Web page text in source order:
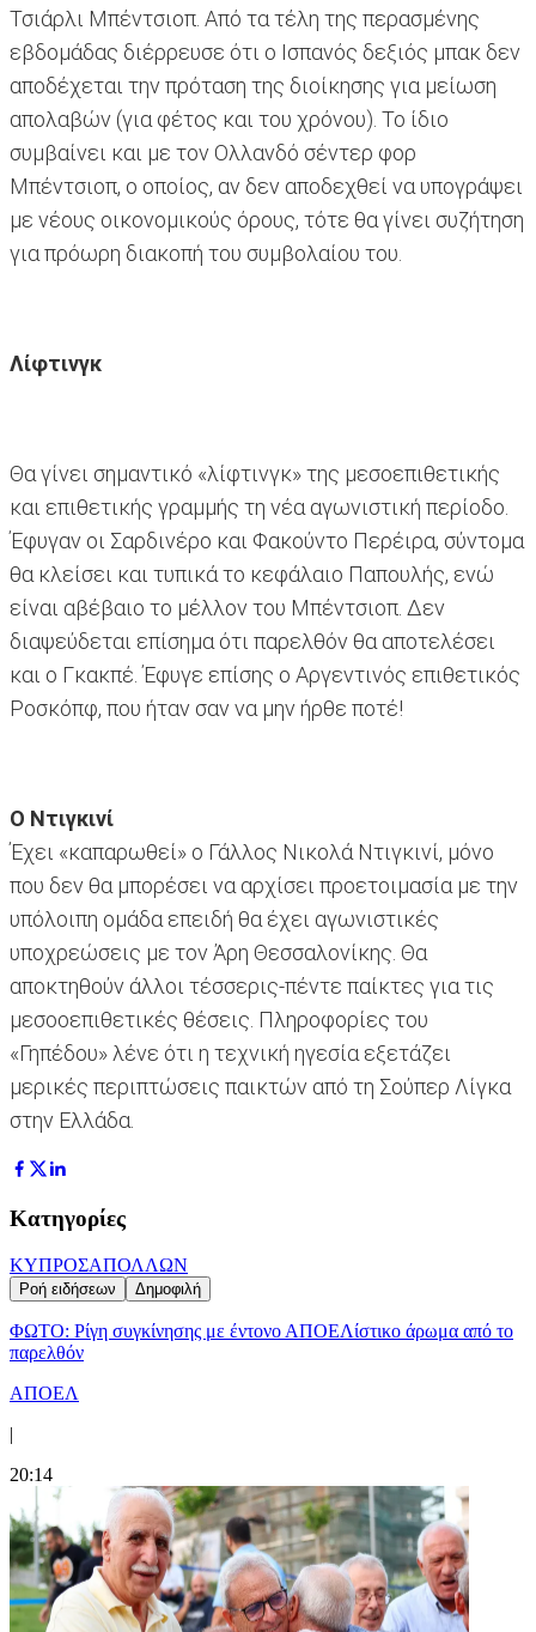
Τσιάρλι Μπέντσιοπ. Από τα τέλη της περασμένης
εβδομάδας διέρρευσε ότι ο Ισπανός δεξιός μπακ δεν
αποδέχεται την πρόταση της διοίκησης για μείωση
απολαβών (για φέτος και του χρόνου). Το ίδιο
συμβαίνει και με τον Ολλανδό σέντερ φορ
Μπέντσιοπ, ο οποίος, αν δεν αποδεχθεί να υπογράψει
με νέους οικονομικούς όρους, τότε θα γίνει συζήτηση
για πρόωρη διακοπή του συμβολαίου του.
Λίφτινγκ
Θα γίνει σημαντικό «λίφτινγκ» της μεσοεπιθετικής
και επιθετικής γραμμής τη νέα αγωνιστική περίοδο.
Έφυγαν οι Σαρδινέρο και Φακούντο Περέιρα, σύντομα
θα κλείσει και τυπικά το κεφάλαιο Παπουλής, ενώ
είναι αβέβαιο το μέλλον του Μπέντσιοπ. Δεν
διαψεύδεται επίσημα ότι παρελθόν θα αποτελέσει
και ο Γκακπέ. Έφυγε επίσης ο Αργεντινός επιθετικός
Ροσκόπφ, που ήταν σαν να μην ήρθε ποτέ!
Ο Ντιγκινί
Έχει «καπαρωθεί» ο Γάλλος Νικολά Ντιγκινί, μόνο
που δεν θα μπορέσει να αρχίσει προετοιμασία με την
υπόλοιπη ομάδα επειδή θα έχει αγωνιστικές
υποχρεώσεις με τον Άρη Θεσσαλονίκης. Θα
αποκτηθούν άλλοι τέσσερις-πέντε παίκτες για τις
μεσοοεπιθετικές θέσεις. Πληροφορίες του
«Γηπέδου» λένε ότι η τεχνική ηγεσία εξετάζει
μερικές περιπτώσεις παικτών από τη Σούπερ Λίγκα
στην Ελλάδα.
Κατηγορίες
ΚΥΠΡΟΣΑΠΟΛΛΩΝ
Ροή ειδήσεων Δημοφιλή
ΦΩΤΟ: Ρίγη συγκίνησης με έντονο ΑΠΟΕΛίστικο άρωμα από το
παρελθόν
ΑΠΟΕΛ
|
20:14